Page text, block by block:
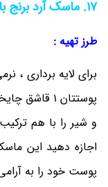
17. ماسک آرد برنج با آرد نخودچی
طرز تهیه :
برای لایه برداری ،
پوستتان 1 قاشق چایخوری آرد برنج و 3 قاشق چایخوری آرد
و شیر را با هم
پوست خود را به